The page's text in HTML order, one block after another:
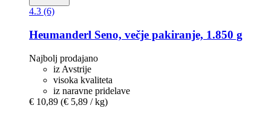
4.3 (6)
Heumanderl Seno, večje pakiranje, 1.850 g
Najbolj prodajano
iz Avstrije
visoka kvaliteta
iz naravne pridelave
€ 10,89 (€ 5,89 / kg)